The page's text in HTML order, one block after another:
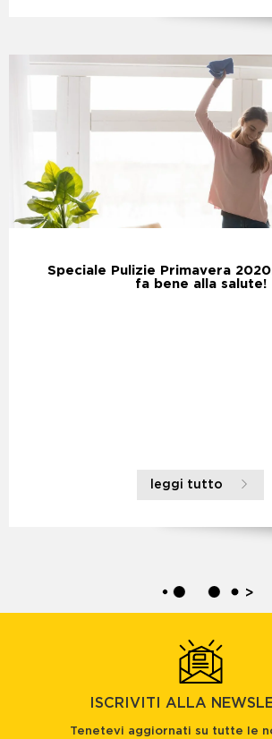
Speciale Pulizie Primavera
fa bene alla salute!
leggi tutto
>
ISCRIVITI ALLA
Tenetevi aggiornati su tutte le